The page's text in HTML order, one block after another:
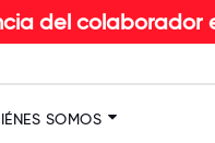
colaborador en
SOMOS